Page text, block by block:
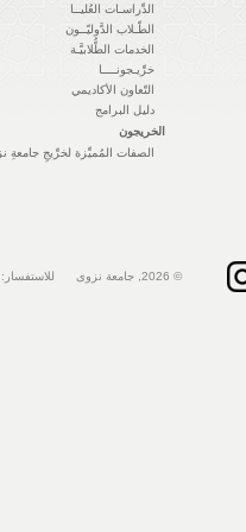
الدِّراسـات العُليــا
الطّـلاب الدَّوليّــون
الخدمات الطُّلابيَّـة
خرِّيـجونــــا
التّعاون الأكاديمي
دليل البرامج
الخريجون
الصفات المُميِّزة لخرِّيجِ جامعةِ
© 2026, جامعة نزوى للاستفسار: 0096825446234